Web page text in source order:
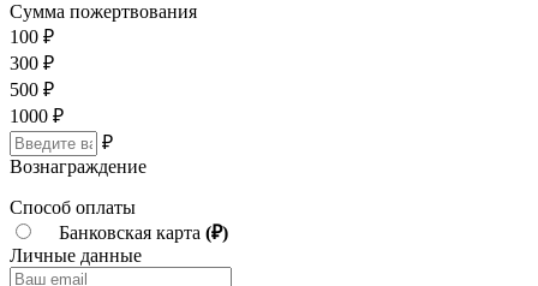
Сумма пожертвования
100 ₽
300 ₽
500 ₽
1000 ₽
₽
Вознаграждение
Способ оплаты
Банковская карта (₽)
Личные данные